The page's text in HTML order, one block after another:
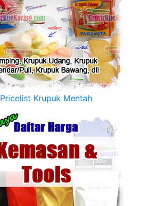
Pricelist Krupuk Mentah